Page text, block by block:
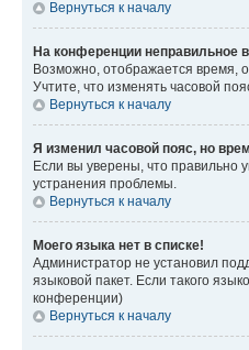
Вернуться к началу
На конференции неправильное
Возможно, отображается время,
Учтите, что изменять часовой
Вернуться к началу
Я изменил часовой пояс, но
Если вы уверены, что правильно
устранения проблемы.
Вернуться к началу
Моего языка нет в списке!
Администратор не установил
языковой пакет. Если такого
конференции)
Вернуться к началу